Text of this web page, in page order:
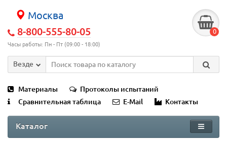
Москва
8-800-555-80-05
Часы работы: Пн - Пт (09:00 - 18:00)
0
Везде
Материалы
Протоколы испытаний
Сравнительная таблица
E-Mail Контакты
Каталог